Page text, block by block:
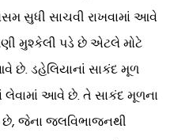
સુધી સાચવી રાખવામાં આવે
મુશ્કેલી પડે છે એટલે મોટે
છે. ડહેલિયાનાં સાકંદ મૂળ
લેવામાં આવે છે. તે સાકંદ મૂળના
છે, જેના જલવિભાજનથી